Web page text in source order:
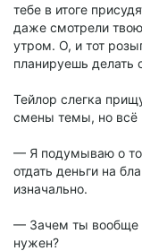
тебе в итоге
даже смотрели
утром. О, и тот
планируешь делать
Тейлор слегка
смены темы, но всё
— Я подумываю о
отдать деньги на
изначально.
— Зачем ты вообще
нужен?